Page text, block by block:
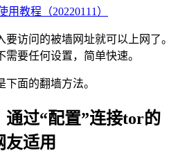
访问的被墙网址就可以上网了。
要任何设置，简单快速。
面的翻墙方法。
通过“配置”连接tor的
友适用